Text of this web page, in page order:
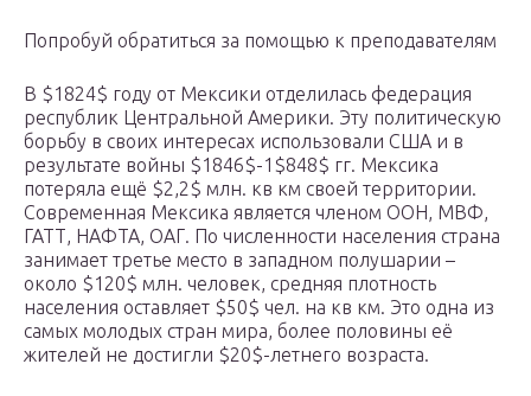
Попробуй обратиться за помощью к преподавателям
В $1824$ году от Мексики отделилась федерация
республик Центральной Америки. Эту политическую
борьбу в своих интересах использовали США и в
результате войны $1846$-1$848$ гг. Мексика
потеряла ещё $2,2$ млн. кв км своей территории.
Современная Мексика является членом ООН, МВФ,
ГАТТ, НАФТА, ОАГ. По численности населения страна
занимает третье место в западном полушарии –
около $120$ млн. человек, средняя плотность
населения оставляет $50$ чел. на кв км. Это одна из
самых молодых стран мира, более половины её
жителей не достигли $20$-летнего возраста.